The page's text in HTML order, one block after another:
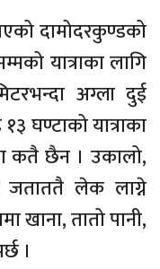
दामोदरकुण्डको
यात्राका लागि
अग्ला दुई
घण्टाको यात्राका
कतै छैन । उकालो,
जताततै लेक लाग्ने
खाना, तातो पानी,
।